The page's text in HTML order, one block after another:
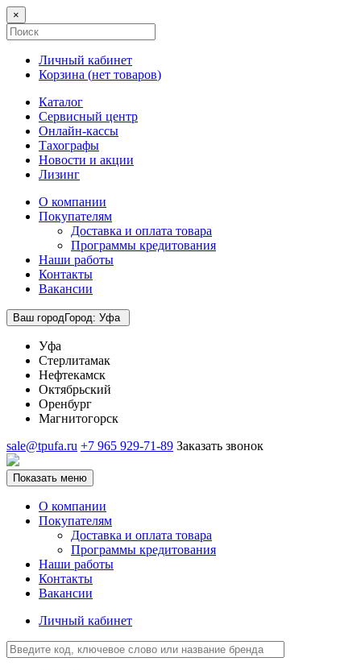
×
Личный кабинет
Корзина (нет товаров)
Каталог
Сервисный центр
Онлайн-кассы
Тахографы
Новости и акции
Лизинг
О компании
Покупателям
Доставка и оплата товара
Программы кредитования
Наши работы
Контакты
Вакансии
Ваш городГород: Уфа
Уфа
Стерлитамак
Нефтекамск
Октябрьский
Оренбург
Магнитогорск
sale@tpufa.ru +7 965 929-71-89 Заказать звонок
Показать меню
О компании
Покупателям
Доставка и оплата товара
Программы кредитования
Наши работы
Контакты
Вакансии
Личный кабинет